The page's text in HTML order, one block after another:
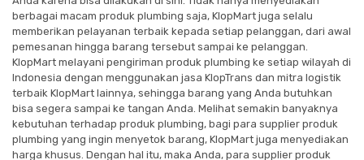
berbagai macam produk plumbing saja, KlopMart juga selalu
memberikan pelayanan terbaik kepada setiap pelanggan, dari awal
pemesanan hingga barang tersebut sampai ke pelanggan.
KlopMart melayani pengiriman produk plumbing ke setiap wilayah di
Indonesia dengan menggunakan jasa KlopTrans dan mitra logistik
terbaik KlopMart lainnya, sehingga barang yang Anda butuhkan
bisa segera sampai ke tangan Anda. Melihat semakin banyaknya
kebutuhan terhadap produk plumbing, bagi para supplier produk
plumbing yang ingin menyetok barang, KlopMart juga menyediakan
harga khusus. Dengan hal itu, maka Anda, para supplier produk